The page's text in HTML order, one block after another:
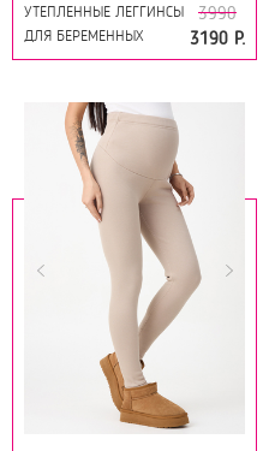
УТЕПЛЕННЫЕ ЛЕГГИНСЫ
ДЛЯ БЕРЕМЕННЫХ
19249 КОРИЧНЕВЫЙ
3990
3190 Р.